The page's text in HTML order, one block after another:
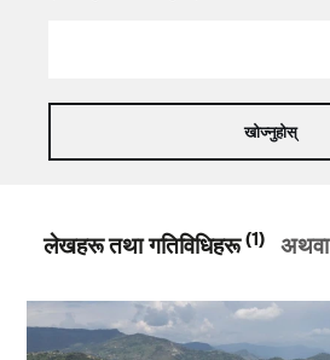
लेखहरू तथा गतिविधिहरू (1) अथवा